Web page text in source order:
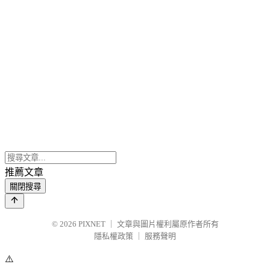
推薦文章
關閉搜尋
© 2026 PIXNET
文章與圖片權利屬原作者所有
隱私權政策
服務聲明
⚠️